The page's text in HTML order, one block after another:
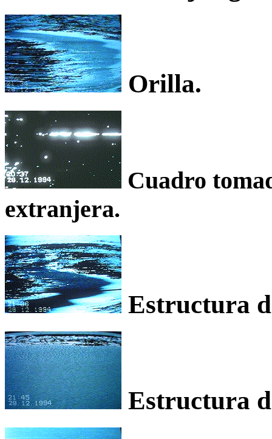
Orilla.
Cuadro
extranjera.
Estructura
Estructura